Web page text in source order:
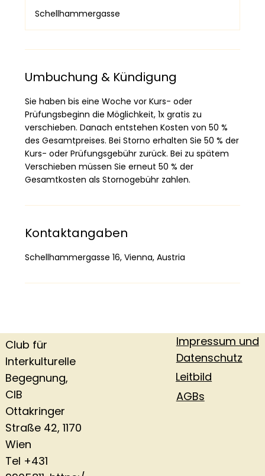
n
n
a
:
1
1
.
A
u
g
Schellhammergasse
Umbuchung & Kündigung
Sie haben bis eine Woche vor Kurs- oder
Prüfungsbeginn die Möglichkeit, 1x gratis zu
verschieben. Danach entstehen Kosten von 50 %
des Gesamtpreises. Bei Storno erhalten Sie 50 % der
Kurs- oder Prüfungsgebühr zurück. Bei zu spätem
Verschieben müssen Sie erneut 50 % der
Gesamtkosten als Stornogebühr zahlen.
Kontaktangaben
Schellhammergasse 16, Vienna, Austria
Club für
Interkulturelle
Begegnung,
CIB
Ottakringer
Straße 42, 1170
Wien
Tel +431
Impressum und
Datenschutz
Leitbild
AGBs